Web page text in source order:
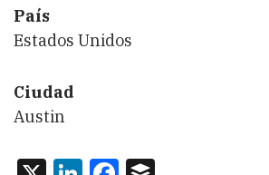
País
Estados Unidos
Ciudad
Austin